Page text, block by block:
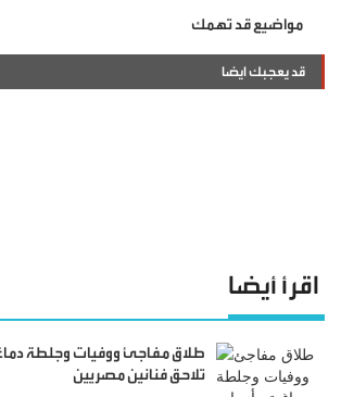
مواضيع قد تهمك
قد يعجبك ايضا
اقرأ أيضا
طلاق مفاجئ ووفيات وجلطة
تلاحق فنانين مصريين